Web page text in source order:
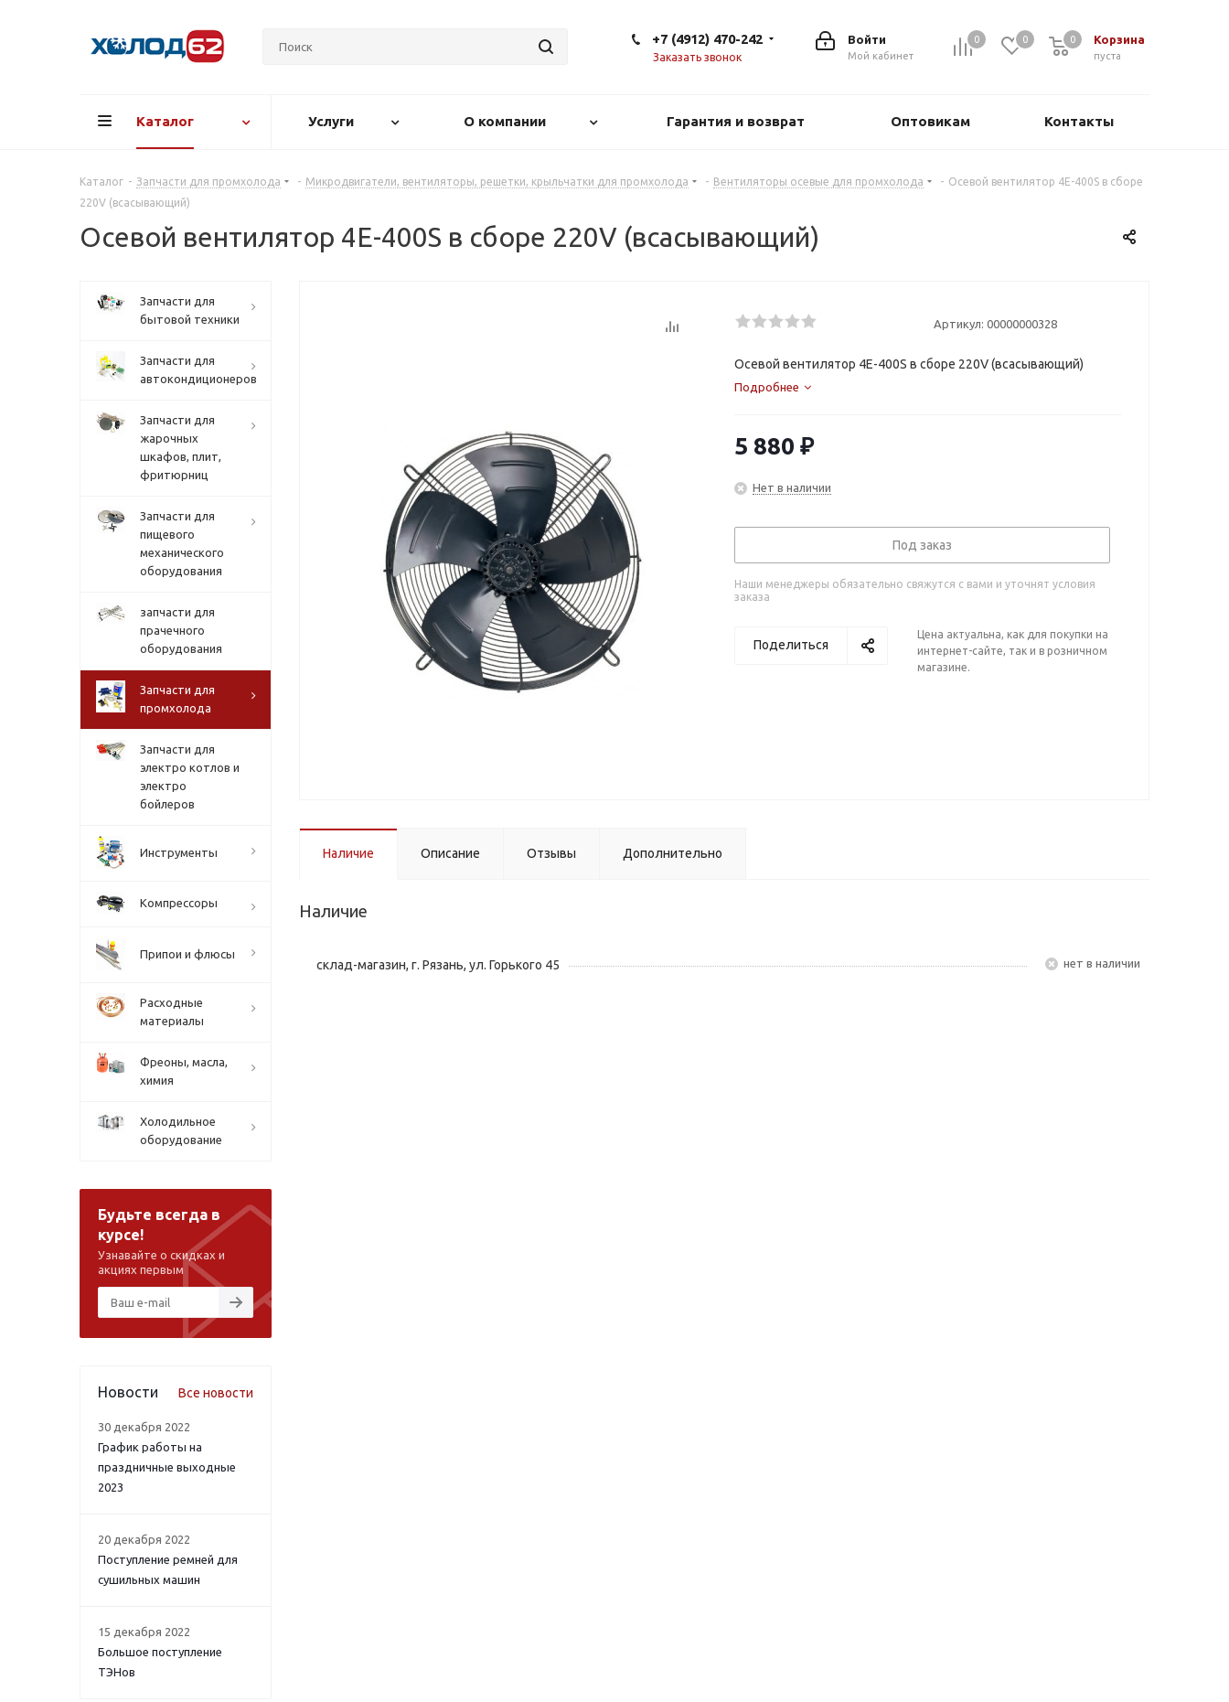
0 0 Корзина
0
пуста
0
Войти
Мой кабинет
+7 (4912) 470-242
Заказать звонок
Каталог Услуги О компании Гарантия и возврат Оптовикам Контакты
Каталог - Запчасти для промхолода - Микродвигатели, вентиляторы, решетки, крыльчатки для промхолода - Вентиляторы осевые для промхолода - Осевой вентилятор 4E-400S в сборе
220V (всасывающий)
Осевой вентилятор 4E-400S в сборе 220V (всасывающий)
Артикул: 00000000328
Осевой вентилятор 4E-400S в сборе 220V (всасывающий)
Подробнее
5 880 ₽
Нет в наличии
Под заказ
Наши менеджеры обязательно свяжутся с вами и уточнят условия
заказа
Поделиться
Цена актуальна, как для покупки на
интернет-сайте, так и в розничном
магазине.
Наличие Описание Отзывы Дополнительно
Наличие
склад-магазин, г. Рязань, ул. Горького 45 Нет в наличии
Запчасти для
бытовой техники
Запчасти для
автокондиционеров
Запчасти для
жарочных
шкафов, плит,
фритюрниц
Запчасти для
пищевого
механического
оборудования
запчасти для
прачечного
оборудования
Запчасти для
промхолода
Запчасти для
электро котлов и
электро
бойлеров
Инструменты
Компрессоры
Припои и флюсы
Расходные
материалы
Фреоны, масла,
химия
Холодильное
оборудование
Будьте всегда в
курсе!
Узнавайте о скидках и
акциях первым
Новости Все новости
30 декабря 2022
График работы на
праздничные выходные
2023
20 декабря 2022
Поступление ремней для
сушильных машин
15 декабря 2022
Большое поступление
ТЭНов